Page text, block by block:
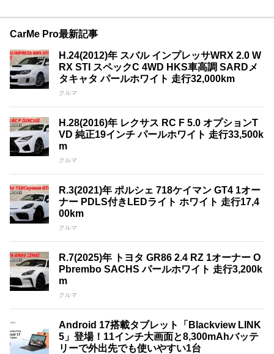
CarMe Pro最新記事
H.24(2012)年 スバル インプレッサWRX 2.0 W
RX STI スペックC 4WD HKS車高調 SARDメ
タキャタ パールホワイト 走行32,000km
クルマ
H.28(2016)年 レクサス RC F 5.0 オプションT
VD 純正19インチ パールホワイト 走行33,500k
m
クルマ
R.3(2021)年 ポルシェ 718ケイマン GT4 1オー
ナー PDLS付きLEDライト ホワイト 走行17,4
00km
クルマ
R.7(2025)年 トヨタ GR86 2.4 RZ 1オーナー O
Pbrembo SACHS パールホワイト 走行3,200k
m
クルマ
Android 17搭載タブレット「Blackview LINK
5」登場！11インチ大画面と8,300mAhバッテ
リーで外出先でも使いやすい1台